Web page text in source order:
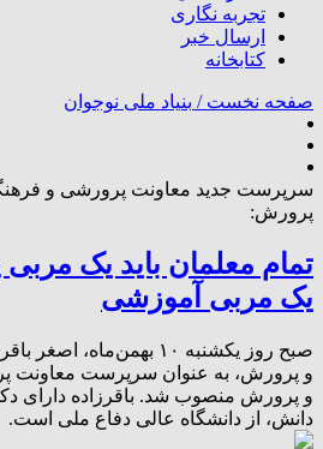
تجربه نگاری
ارسال خبر
کتابخانه
صفحه نخست / بنیاد ملی نوجوان
سرپرست جدید معاونت پرورشی و
پرورش:
تمام معلمان باید یک
یک مربی آموزشی
صبح روز یکشنبه ۱۰
و پرورش، به عنوان سرپرست معاونت
و پرورش منصوب شد. باقرزاده دارای
دانش، از دانشگاه عالی دفاع ملی است.